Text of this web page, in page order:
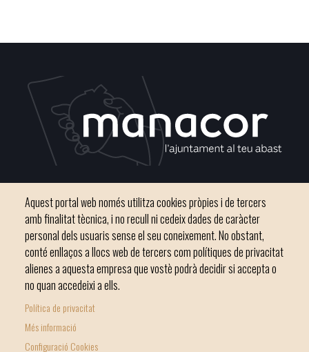
Footer
menu
Inici Ajuntament El nostre municipi
Telèfon 971 84 91 00 - CIF: P0703300D
Aquest portal web només utilitza cookies pròpies i de tercers
amb finalitat tècnica, i no recull ni cedeix dades de caràcter
personal dels usuaris sense el seu coneixement. No obstant,
conté enllaços a llocs web de tercers com polítiques de privacitat
alienes a aquesta empresa que vostè podrà decidir si accepta o
no quan accedeixi a ells.
Política de privacitat
Més informació
Configuració Cookies